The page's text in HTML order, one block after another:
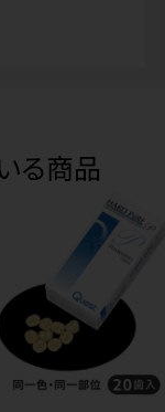
る商品